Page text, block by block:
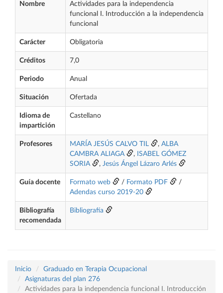
Nombre
Actividades para la independencia
funcional I. Introducción a la independencia
funcional
Carácter Obligatoria
Créditos 7,0
Periodo Anual
Situación Ofertada
Idioma de
impartición
Castellano
Profesores MARÍA JESÚS CALVO TIL , ALBA
CAMBRA ALIAGA
, ISABEL GÓMEZ
SORIA
, Jesús Ángel Lázaro Arlés
Guía docente Formato web / Formato PDF
/
Adendas curso 2019-20
Bibliografía
recomendada
Bibliografía
Inicio
Graduado en Terapia Ocupacional
Asignaturas del plan 276
Actividades para la independencia funcional I. Introducción